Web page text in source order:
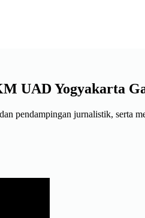
UAD Yogyakarta
pendampingan jurnalistik,